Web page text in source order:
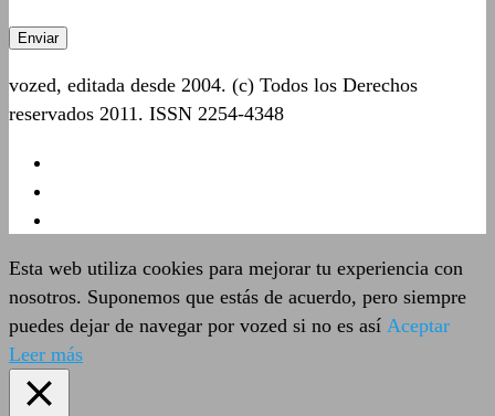
vozed, editada desde 2004. (c) Todos los Derechos
reservados 2011. ISSN 2254-4348
Esta web utiliza cookies para mejorar tu experiencia con
nosotros. Suponemos que estás de acuerdo, pero siempre
puedes dejar de navegar por vozed si no es así Aceptar
Leer más